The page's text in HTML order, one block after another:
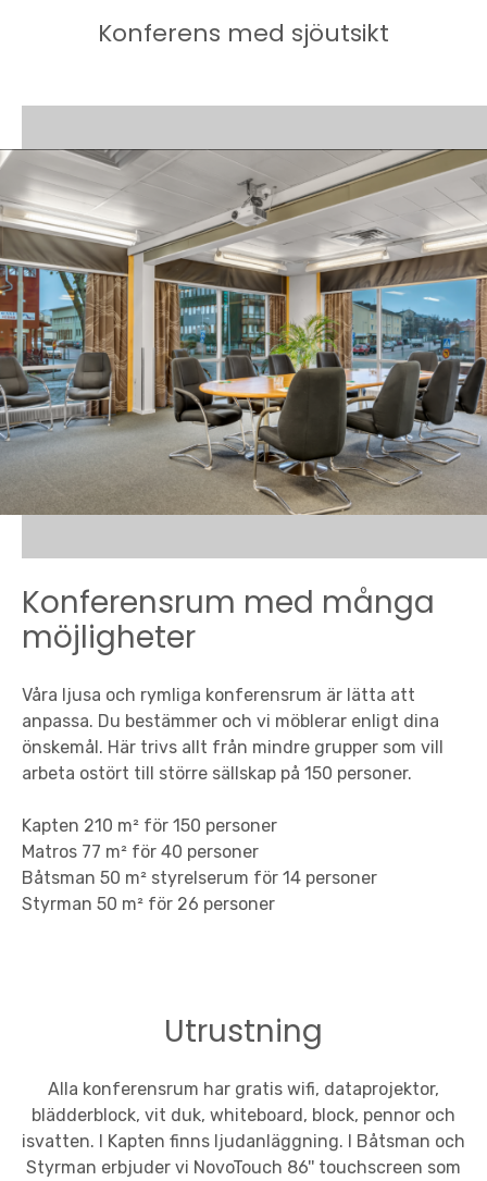
Konferens med sjöutsikt
Konferensrum med många
möjligheter
Våra ljusa och rymliga konferensrum är lätta att
anpassa. Du bestämmer och vi möblerar enligt dina
önskemål. Här trivs allt från mindre grupper som vill
arbeta ostört till större sällskap på 150 personer.
Kapten 210 m² för 150 personer
Matros 77 m² för 40 personer
Båtsman 50 m² styrelserum för 14 personer
Styrman 50 m² för 26 personer
Utrustning
Alla konferensrum har gratis wifi, dataprojektor,
blädderblock, vit duk, whiteboard, block, pennor och
isvatten. I Kapten finns ljudanläggning. I Båtsman och
Styrman erbjuder vi NovoTouch 86'' touchscreen som